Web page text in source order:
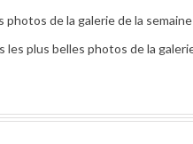
photos de la galerie de la
les plus belles photos de la